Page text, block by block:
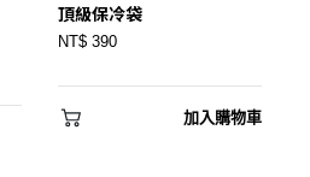
頂級保冷袋
NT$ 390
加入購物車